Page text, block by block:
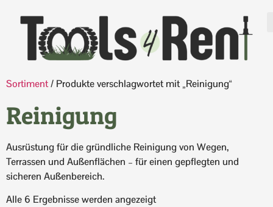
Sortiment/ Produkte verschlagwortet mit „Reinigung“
Reinigung
Ausrüstung für die gründliche Reinigung von Wegen,
Terrassen und Außenflächen – für einen gepflegten und
sicheren Außenbereich.
Alle 6 Ergebnisse werden angezeigt